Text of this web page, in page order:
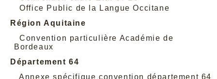
Office Public de la Langue Occitane
Région Aquitaine
Convention particulière Académie de
Bordeaux
Département 64
Annexe spécifique convention département 64